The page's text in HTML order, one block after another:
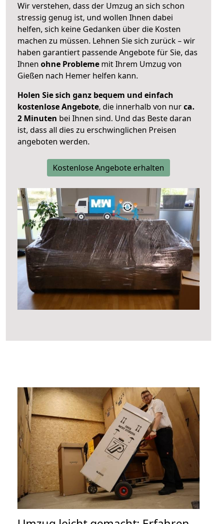
Wir verstehen, dass der Umzug an sich schon
stressig genug ist, und wollen Ihnen dabei
helfen, sich keine Gedanken über die Kosten
machen zu müssen. Lehnen Sie sich zurück – wir
haben garantiert passende Angebote für Sie, das
Ihnen ohne Probleme mit Ihrem Umzug von
Gießen nach Hemer helfen kann.
Holen Sie sich ganz bequem und einfach
kostenlose Angebote, die innerhalb von nurca.
2 Minuten bei Ihnen sind. Und das Beste daran
ist, dass all dies zu erschwinglichen Preisen
angeboten werden.
Kostenlose Angebote erhalten